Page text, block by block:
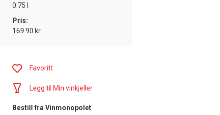
0.75 l
Pris:
169.90 kr
Favoritt
Legg til Min vinkjeller
Bestill fra Vinmonopolet